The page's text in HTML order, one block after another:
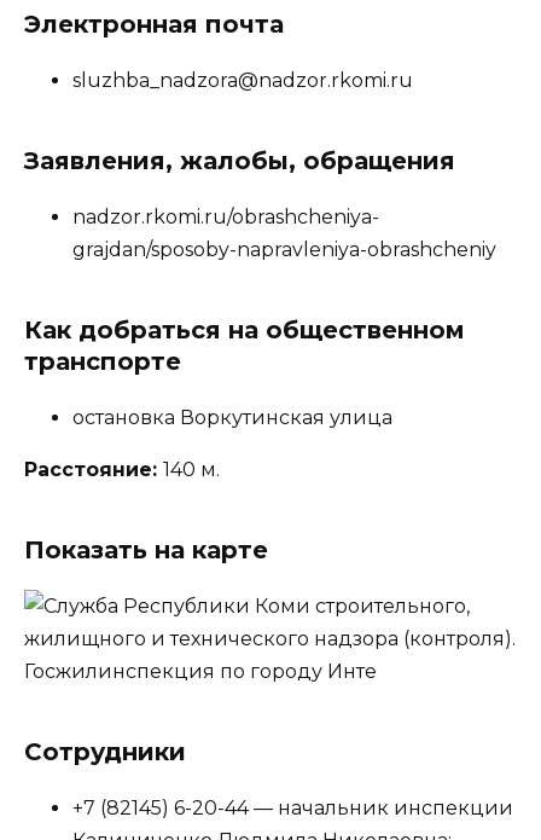
Электронная почта
sluzhba_nadzora@nadzor.rkomi.ru
Заявления, жалобы, обращения
nadzor.rkomi.ru/obrashcheniya-
grajdan/sposoby-napravleniya-obrashcheniy
Как добраться на общественном
транспорте
остановка Воркутинская улица
Расстояние: 140 м.
Показать на карте
Сотрудники
+7 (82145) 6-20-44 — начальник инспекции